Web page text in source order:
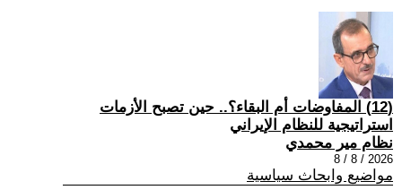
(12) المفاوضات أم البقاء؟.. حين تصبح الأزمات
استراتيجية للنظام الإيراني
نظام مير محمدي
2026 / 8 / 8
مواضيع وابحاث سياسية